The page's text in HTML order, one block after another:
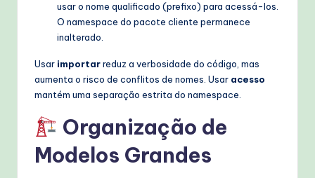
usar o nome qualificado (prefixo) para acessá-los.
O namespace do pacote cliente permanece
inalterado.
Usar importarreduz a verbosidade do código, mas
aumenta o risco de conflitos de nomes. Usar acesso
mantém uma separação estrita do namespace.
Organização de
Modelos Grandes